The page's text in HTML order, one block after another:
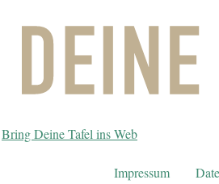
Bring Deine Tafel ins Web
Impressum